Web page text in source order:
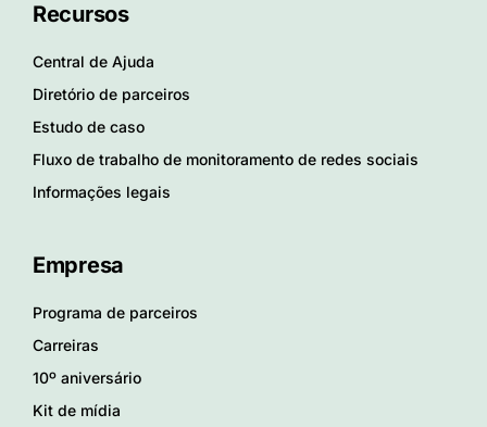
Recursos
Central de Ajuda
Diretório de parceiros
Estudo de caso
Fluxo de trabalho de monitoramento de redes sociais
Informações legais
Empresa
Programa de parceiros
Carreiras
10º aniversário
Kit de mídia